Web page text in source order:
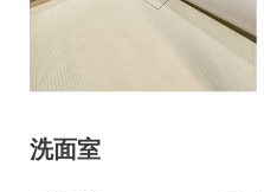
洗面室